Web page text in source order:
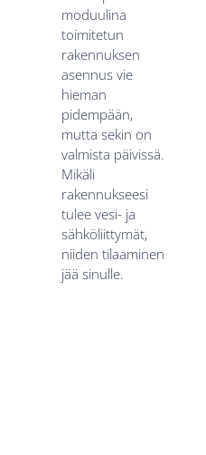
moduulina
toimitetun
rakennuksen
asennus vie
hieman
pidempään,
mutta sekin on
valmista päivissä.
Mikäli
rakennukseesi
tulee vesi- ja
sähköliittymät,
niiden tilaaminen
jää sinulle.